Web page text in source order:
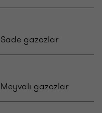
Sade gazozlar
Meyvalı gazozlar